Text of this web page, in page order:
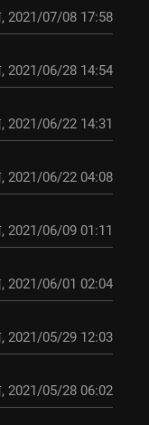
, 2021/07/08 17:58
, 2021/06/28 14:54
, 2021/06/22 14:31
, 2021/06/22 04:08
, 2021/06/09 01:11
, 2021/06/01 02:04
, 2021/05/29 12:03
, 2021/05/28 06:02